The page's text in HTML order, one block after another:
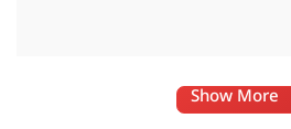
Show More